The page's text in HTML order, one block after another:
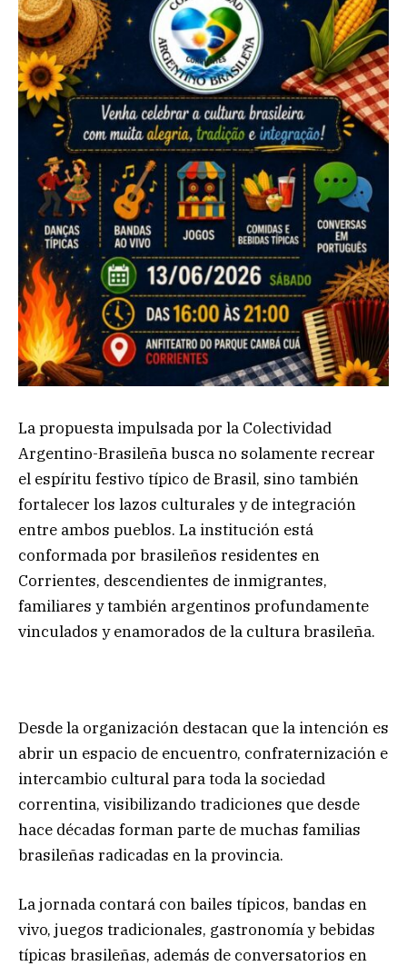
La propuesta impulsada por la Colectividad
Argentino-Brasileña busca no solamente recrear
el espíritu festivo típico de Brasil, sino también
fortalecer los lazos culturales y de integración
entre ambos pueblos. La institución está
conformada por brasileños residentes en
Corrientes, descendientes de inmigrantes,
familiares y también argentinos profundamente
vinculados y enamorados de la cultura brasileña.
Desde la organización destacan que la intención es
abrir un espacio de encuentro, confraternización e
intercambio cultural para toda la sociedad
correntina, visibilizando tradiciones que desde
hace décadas forman parte de muchas familias
brasileñas radicadas en la provincia.
La jornada contará con bailes típicos, bandas en
vivo, juegos tradicionales, gastronomía y bebidas
típicas brasileñas, además de conversatorios en